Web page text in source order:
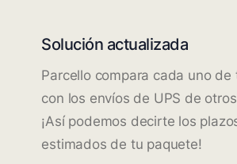
Solución actualizada
Parcello compara cada uno de
con los envíos de UPS de
¡Así podemos decirte los
estimados de tu paquete!